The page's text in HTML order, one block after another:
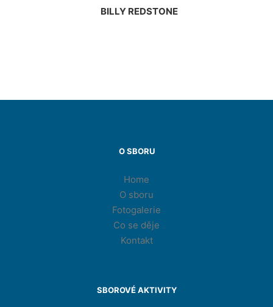
BILLY REDSTONE
O SBORU
Home
O sboru
Fotogalerie
Co se děje
Kontakt
SBOROVÉ AKTIVITY